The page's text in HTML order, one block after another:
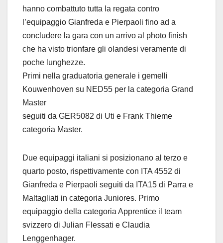
hanno combattuto tutta la regata contro
l’equipaggio Gianfreda e Pierpaoli fino ad a
concludere la gara con un arrivo al photo finish
che ha visto trionfare gli olandesi veramente di
poche lunghezze.
Primi nella graduatoria generale i gemelli
Kouwenhoven su NED55 per la categoria Grand
Master
seguiti da GER5082 di Uti e Frank Thieme
categoria Master.
Due equipaggi italiani si posizionano al terzo e
quarto posto, rispettivamente con ITA 4552 di
Gianfreda e Pierpaoli seguiti da ITA15 di Parra e
Maltagliati in categoria Juniores. Primo
equipaggio della categoria Apprentice il team
svizzero di Julian Flessati e Claudia
Lenggenhager.